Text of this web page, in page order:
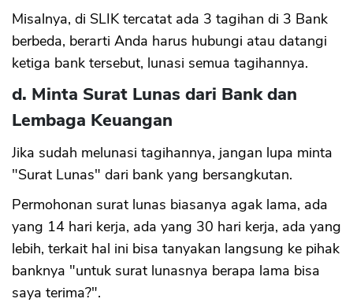
Misalnya, di SLIK tercatat ada 3 tagihan di 3 Bank
berbeda, berarti Anda harus hubungi atau datangi
ketiga bank tersebut, lunasi semua tagihannya.
d. Minta Surat Lunas dari Bank dan
Lembaga Keuangan
Jika sudah melunasi tagihannya, jangan lupa minta
"Surat Lunas" dari bank yang bersangkutan.
Permohonan surat lunas biasanya agak lama, ada
yang 14 hari kerja, ada yang 30 hari kerja, ada yang
lebih, terkait hal ini bisa tanyakan langsung ke pihak
banknya "untuk surat lunasnya berapa lama bisa
saya terima?".